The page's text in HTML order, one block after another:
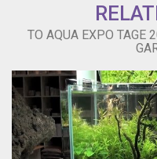
TO AQUA EXPO TAGE